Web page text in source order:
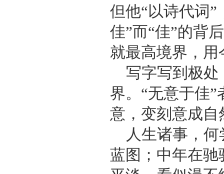
但他“以诗代词
佳”而“佳”的背
就最高境界，
写字写到极
界。“无意于佳
意，变刻意成
人生诸事，
蓝图；中年在